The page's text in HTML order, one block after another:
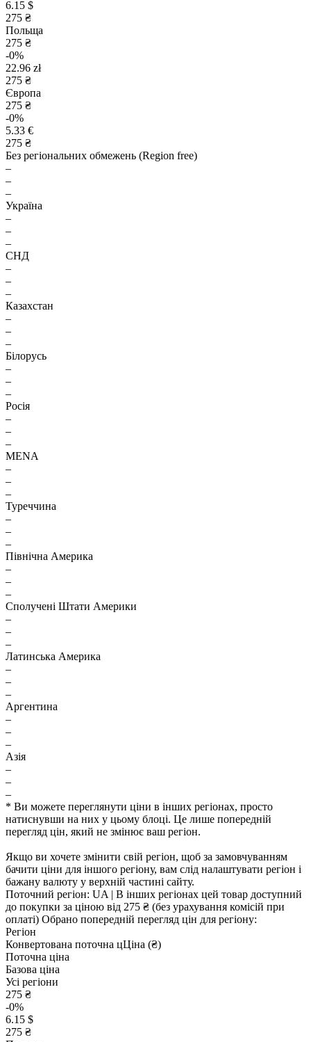
6.15 $
275 ₴
Польща
275 ₴
-0%
22.96 zł
275 ₴
Європа
275 ₴
-0%
5.33 €
275 ₴
Без регіональних обмежень (Region free)
–
–
–
Україна
–
–
–
СНД
–
–
–
Казахстан
–
–
–
Білорусь
–
–
–
Росія
–
–
–
MENA
–
–
–
Туреччина
–
–
–
Північна Америка
–
–
–
Сполучені Штати Америки
–
–
–
Латинська Америка
–
–
–
Аргентина
–
–
–
Азія
–
–
–
* Ви можете переглянути ціни в інших регіонах, просто
натиснувши на них у цьому блоці. Це лише попередній
перегляд цін, який не змінює ваш регіон.
Якщо ви хочете змінити свій регіон, щоб за замовчуванням
бачити ціни для іншого регіону, вам слід налаштувати регіон і
бажану валюту у верхній частині сайту.
Поточний регіон: UA | В інших регіонах цей товар доступний
до покупки за ціною від 275 ₴ (без урахування комісій при
оплаті) Обрано попередній перегляд цін для регіону:
Регіон
Конвертована поточна цЦіна (₴)
Поточна ціна
Базова ціна
Усі регіони
275 ₴
-0%
6.15 $
275 ₴